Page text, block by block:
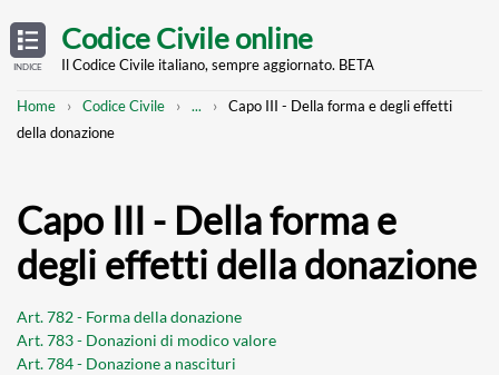
TABLE
OF
CONTENTS
INDICE
main
Codice Civile online
Il Codice Civile italiano, sempre aggiornato. BETA
Breadcrumb
Home Codice Civile
Mostra
...
Capo III - Della forma e degli effetti
della donazione
Capo III - Della forma e
degli effetti della donazione
Art. 782 - Forma della donazione
Art. 783 - Donazioni di modico valore
Art. 784 - Donazione a nascituri